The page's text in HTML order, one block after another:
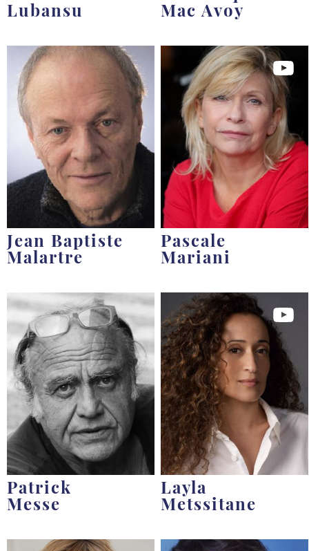
Lubansu Mac Avoy
Jean Baptiste
Malartre
Pascale
Mariani
Patrick
Messe
Layla
Metssitane